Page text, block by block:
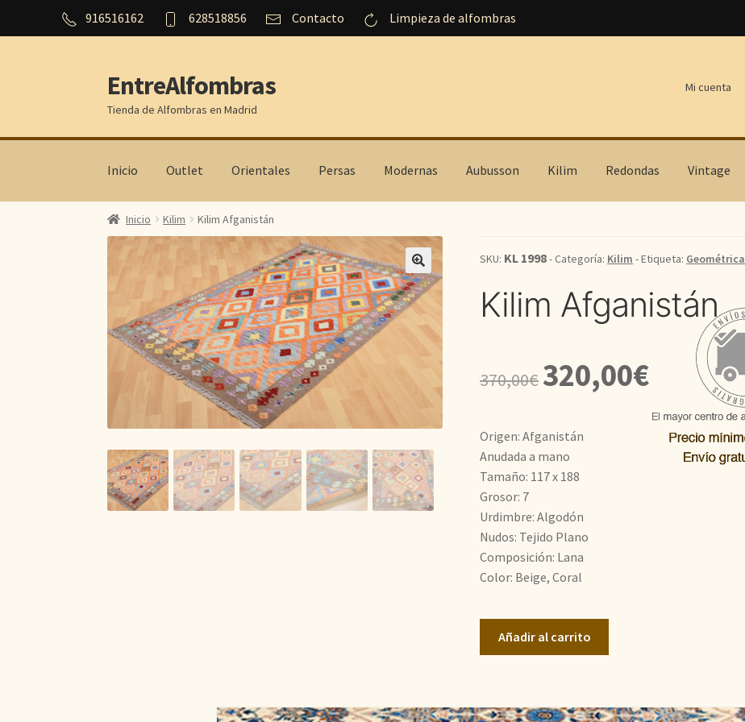
916516162 628518856 Contacto Limpieza de alfombras
Ir
a
la
navegación
Ir
al
contenido
EntreAlfombras
Tienda de Alfombras en Madrid
Mi cuenta
Inicio Outlet Orientales Persas Modernas Aubusson Kilim Redondas Vintage
Inicio Kilim Kilim Afganistán
SKU: KL 1998- Categoría: Kilim - Etiqueta: Geométrica
Kilim Afganistán
370,00€
El
precio
era:
370,00€.
320,00€El
actual
Origen: Afganistán
Anudada a mano
Tamaño: 117 x 188
Grosor: 7
Urdimbre: Algodón
Nudos: Tejido Plano
Composición: Lana
Color: Beige, Coral
Añadir al carrito